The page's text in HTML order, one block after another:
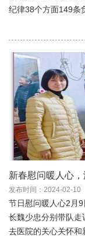
纪律38个方面149条
新春慰问暖人心，
发布时间：2024-02-10
节日慰问暖人心2月
长魏少忠分别带队
去医院的关心关怀和